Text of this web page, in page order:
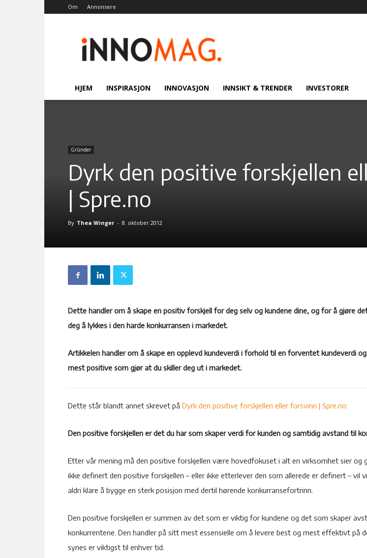
Om Annonsere
HJEM INSPIRASJON INNOVASJON INNSIKT & TRENDER INVESTORER
Grûnder
Dyrk den positive forskjellen
| Spre.no
By Thea Winger - 8. oktober 2012
Dette handler om å skape en positiv forskjell for deg selv og kundene dine, og for å gjøre
deg å lykkes i den harde konkurransen i markedet.
Artikkelen handler om å skape en opplevd kundeverdi i forhold til en forventet kundeverdi
mest positive som gjør at du skiller deg ut i markedet.
Dette står blandt annet skrevet på Dyrk den positive forskjellen eller forsvinn | Spre.no:
Den positive forskjellen er det du har som skaper verdi for kunden og samtidig avstand til
Etter vår mening må den positive forskjellen være hovedfokuset i alt en virksomhet sier og
ikke definert den positive forskjellen – eller ikke etterlever den som allerede er definert – vil
aldri klare å bygge en sterk posisjon med dertil hørende konkurransefortrinn.
Den positive forskjellen er summen av det som er viktig for kundene og det som skaper
konkurrentene. Den handler på sitt mest essensielle om å levere best og mest effektivt på
synes er viktigst til enhver tid.